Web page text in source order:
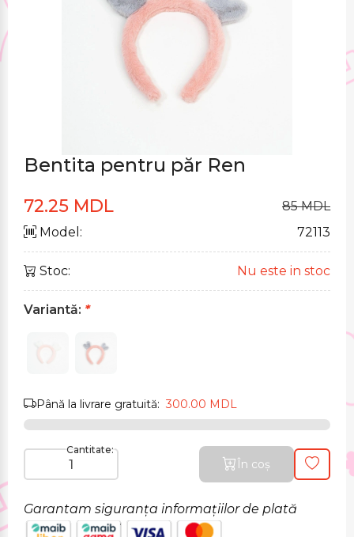
Bentita pentru păr Ren
72.25 MDL
85 MDL
Model:
72113
Stoc: Nu este in stoc
Variantă: *
Până la livrare gratuită:300.00 MDL
Cantitate:
În coș
Garantam siguranța informațiilor de plată